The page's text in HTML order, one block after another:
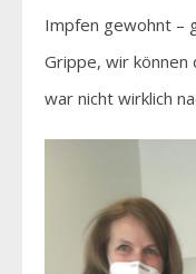
Impfen gewohnt –
Grippe, wir können
war nicht wirklich